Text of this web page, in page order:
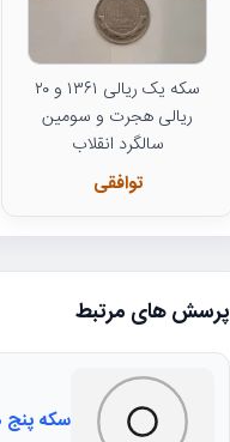
سکه یک ریالی ۱۳۶۱ و ۲۰
ریالی هجرت و سومین
سالگرد انقلاب
توافقی
پرسش های مرتبط
سکه پنج